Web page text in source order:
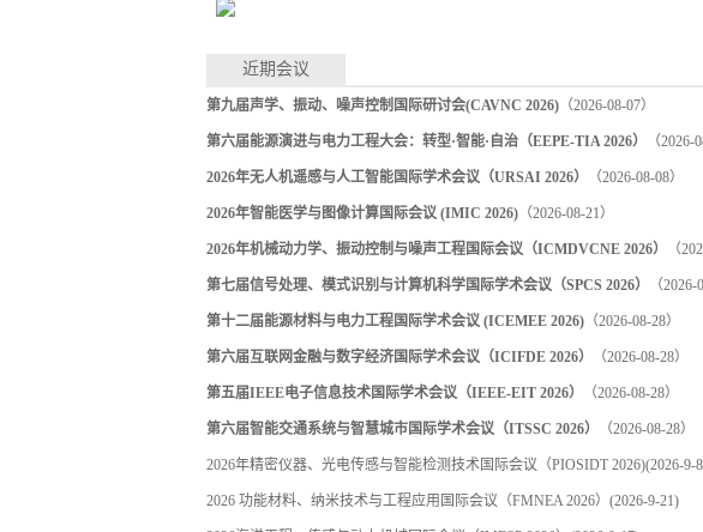
近期会议
第九届声学、振动、噪声控制国际研讨会(CAVNC 2026) （2026-08-07）
第六届能源演进与电力工程大会：转型·智能·自治（EEPE-TIA 2026） （2026-
2026年无人机遥感与人工智能国际学术会议（URSAI 2026） （2026-08-08）
2026年智能医学与图像计算国际会议 (IMIC 2026) （2026-08-21）
2026年机械动力学、振动控制与噪声工程国际会议（ICMDVCNE 2026） （
第七届信号处理、模式识别与计算机科学国际学术会议（SPCS 2026） （2026-
第十二届能源材料与电力工程国际学术会议 (ICEMEE 2026) （2026-08-28）
第六届互联网金融与数字经济国际学术会议（ICIFDE 2026） （2026-08-28）
第五届IEEE电子信息技术国际学术会议（IEEE-EIT 2026） （2026-08-28）
第六届智能交通系统与智慧城市国际学术会议（ITSSC 2026） （2026-08-28）
2026年精密仪器、光电传感与智能检测技术国际会议（PIOSIDT 2026)(2026-9-
2026 功能材料、纳米技术与工程应用国际会议（FMNEA 2026） (2026-9-21)